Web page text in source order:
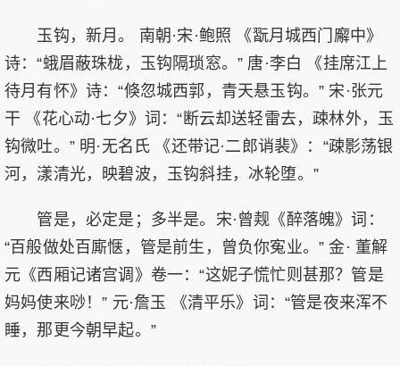
玉钩，新月。 南朝·宋·鲍照 《翫月城西门廨中》
诗：“蛾眉蔽珠栊，玉钩隔琐窓。” 唐·李白 《挂席江上
待月有怀》诗：“倏忽城西郭，青天悬玉钩。” 宋·张元
干 《花心动·七夕》词：“断云却送轻雷去，疎林外，玉
钩微吐。” 明·无名氏 《还带记·二郎诮裴》：“疎影荡银
河，漾清光，映碧波，玉钩斜挂，冰轮堕。”
管是，必定是；多半是。宋·曾觌《醉落魄》词：
“百般做处百廝惬，管是前生，曾负你寃业。” 金· 董解
元《西厢记诸宫调》卷一：“这妮子慌忙则甚那？管是
妈妈使来唦！” 元·詹玉 《清平乐》词：“管是夜来浑不
睡，那更今朝早起。”